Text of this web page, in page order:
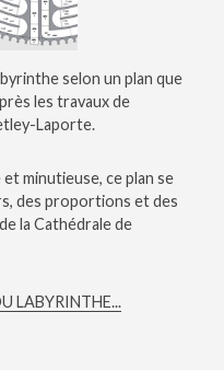
selon un plan que
les travaux de
Laporte.
minutieuse, ce plan se
des proportions et des
la Cathédrale de
LABYRINTHE...